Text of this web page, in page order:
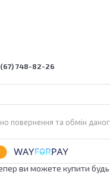
748-82-26
повернення та обмін
ви можете купити